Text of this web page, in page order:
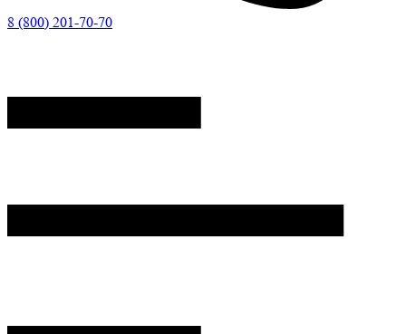
8 (800) 201-70-70